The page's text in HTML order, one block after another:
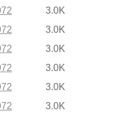
3.0K
3.0K
3.0K
3.0K
3.0K
3.0K